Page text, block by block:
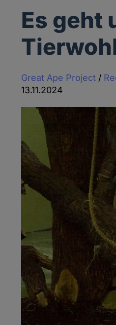
Es geht
Great Ape Project /
13.11.2024